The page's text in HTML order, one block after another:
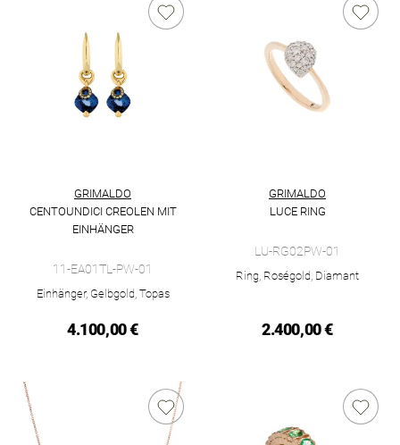
GRIMALDO
CENTOUNDICI CREOLEN MIT
EINHÄNGER
Grimaldo Centoundici Creolen mit Einhänger, Ref: 11-
11-EA01TL-PW-01
Einhänger, Gelbgold, Topas
4.100,00 €
GRIMALDO
LUCE RING
LU-RG02PW-01
Ring, Roségold, Diamant
2.400,00 €